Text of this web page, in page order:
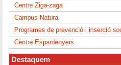
Centre Ziga-zaga
Campus Natura
Programes de prevenció i inserció
Centre Espardenyers
Destaquem